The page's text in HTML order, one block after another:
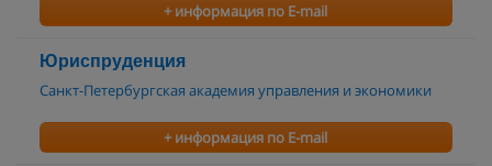
+ информация по E-mail
Юриспруденция
Санкт-Петербургская академия управления и экономики
+ информация по E-mail